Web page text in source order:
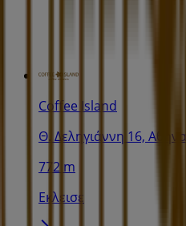
Coffee Island
Θ. Δεληγιάννη 16, Αθήνα
772 m
Εκλεισε